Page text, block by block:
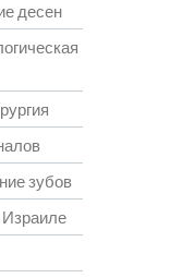
десен
зубов